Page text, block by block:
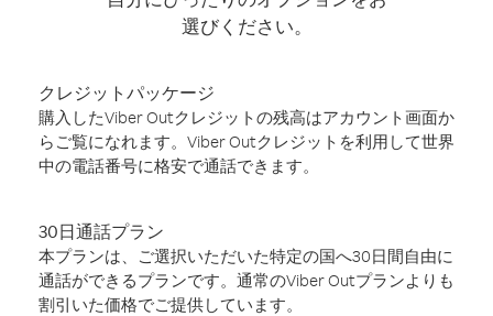
選びください。
クレジットパッケージ
購入したViber Outクレジットの残高はアカウント画面か
らご覧になれます。Viber Outクレジットを利用して世界
中の電話番号に格安で通話できます。
30日通話プラン
本プランは、ご選択いただいた特定の国へ30日間自由に
通話ができるプランです。通常のViber Outプランよりも
割引いた価格でご提供しています。